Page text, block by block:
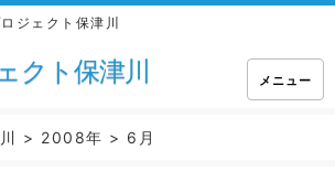
ジェクト保津川
クト保津川 メニュー
> 2008年 > 6月